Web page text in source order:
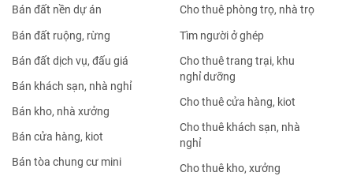
Bán đất nền dự án
Bán đất ruộng, rừng
Bán đất dịch vụ, đấu giá
Bán khách sạn, nhà nghỉ
Bán kho, nhà xưởng
Bán cửa hàng, kiot
Bán tòa chung cư mini
Cho thuê phòng trọ, nhà trọ
Tìm người ở ghép
Cho thuê trang trại, khu
nghỉ dưỡng
Cho thuê cửa hàng, kiot
Cho thuê khách sạn, nhà
nghỉ
Cho thuê kho, xưởng